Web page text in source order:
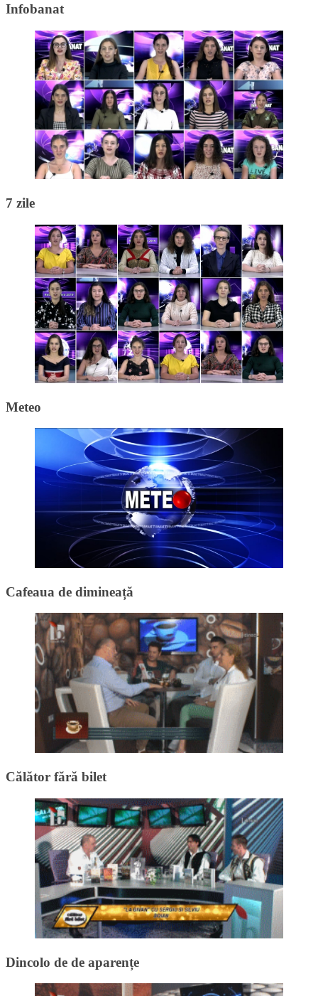
Infobanat
7 zile
Meteo
Cafeaua de dimineață
Călător fără bilet
Dincolo de de aparențe